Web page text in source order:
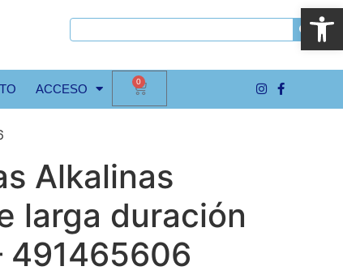
Abrir
ACCESO
0
Alkalinas
larga duración
491465606